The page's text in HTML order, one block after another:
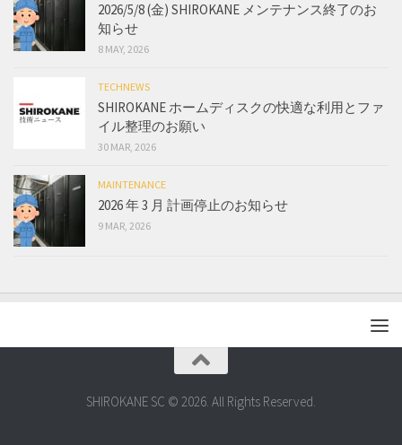
2026/5/8 (金) SHIROKANE メンテナンス終了のお
知らせ
8 MAY, 2026
TECHNEWS
SHIROKANE ホームディスクの快適な利用とファ
イル整理のお願い
30 MAR, 2026
MAINTENANCE
2026 年 3 月 計画停止のお知らせ
9 MAR, 2026
SHIROKANE SC © 2026. All Rights Reserved.